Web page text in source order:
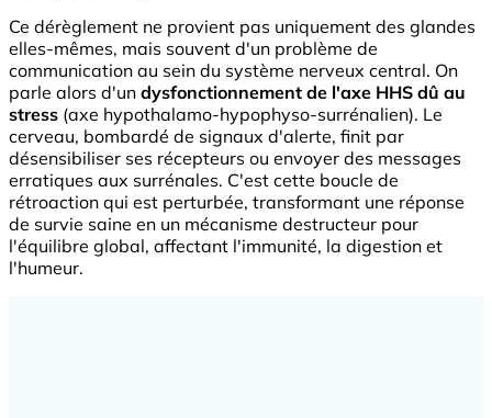
Ce dérèglement ne provient pas uniquement des glandes
elles-mêmes, mais souvent d'un problème de
communication au sein du système nerveux central. On
parle alors d'un dysfonctionnement de l'axe HHS dû au
stress (axe hypothalamo-hypophyso-surrénalien). Le
cerveau, bombardé de signaux d'alerte, finit par
désensibiliser ses récepteurs ou envoyer des messages
erratiques aux surrénales. C'est cette boucle de
rétroaction qui est perturbée, transformant une réponse
de survie saine en un mécanisme destructeur pour
l'équilibre global, affectant l'immunité, la digestion et
l'humeur.